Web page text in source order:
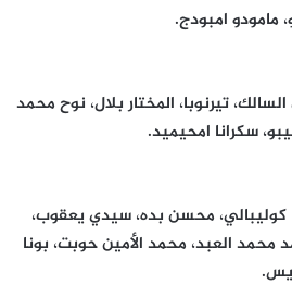
مامودو امبودج.
تيرنوبا، المختار بلال، نوح محمد
سكرانا امحيميد.
كوليبالي، محسن بده، سيدي يعقوب،
العبد، محمد الأمين حوبت، بونا